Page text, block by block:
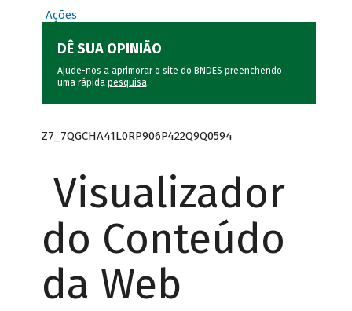
Ações
DÊ SUA OPINIÃO
Ajude-nos a aprimorar o site do BNDES preenchendo
uma rápida pesquisa.
Z7_7QGCHA41L0RP906P422Q9Q0594
Visualizador
do Conteúdo
da Web